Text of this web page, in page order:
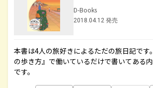
D-Books
2018.04.12 発売
本書は4人の旅好きによるただの旅日記です
の歩き方』で働いているだけで書いてある
です。